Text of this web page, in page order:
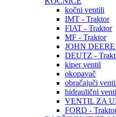
kočni ventili
IMT - Traktor
FIAT - Traktor
MF - Traktor
JOHN DEERE
DEUTZ -
kiper ventil
okopavač
obračajuči
hidraulični
VENTIL ZA
FORD -